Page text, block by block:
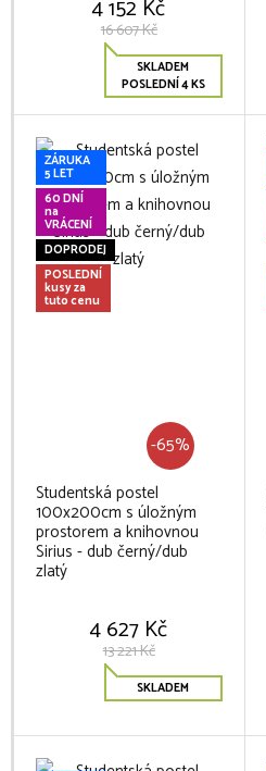
4 152 Kč
16 607 Kč
SKLADEM
POSLEDNÍ 4 KS
ZÁRUKA
5 LET
60 DNÍ
na
VRÁCENÍ
DOPRODEJ
POSLEDNÍ
kusy za
tuto cenu
-65%
Studentská postel
100x200cm s úložným
prostorem a knihovnou
Sirius - dub černý/dub
zlatý
4 627 Kč
13 221 Kč
SKLADEM